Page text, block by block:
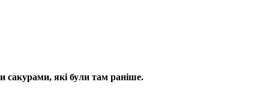
які були там раніше.